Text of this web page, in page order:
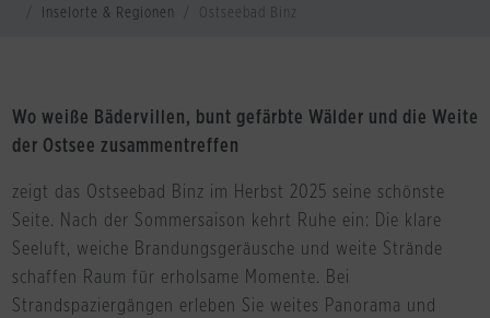
Inselorte & Regionen
Ostseebad Binz
Wo weiße Bädervillen, bunt gefärbte Wälder und die Weite
der Ostsee zusammentreffen
zeigt das Ostseebad Binz im Herbst 2025 seine schönste
Seite. Nach der Sommersaison kehrt Ruhe ein: Die klare
Seeluft, weiche Brandungsgeräusche und weite Strände
schaffen Raum für erholsame Momente. Bei
Strandspaziergängen erleben Sie weites Panorama und